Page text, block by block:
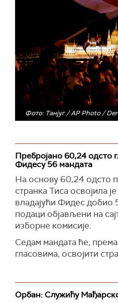
Фото: Танјуг / AP Photo /
Пребројано 60,24 одсто
Фидесу 56 мандата
На основу 60,24 одсто
странка Тиса освојила
владајући Фидес добио
подаци објављени на
изборне комисије.
Седам мандата ће,
гласовима, освојити
Орбан: Служићу